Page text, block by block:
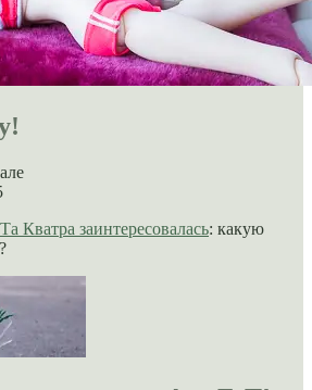
Кватра заинтересовалась: какую